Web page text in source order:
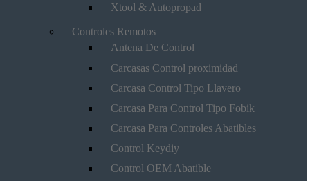
Xtool & Autopropad
Controles Remotos
Antena De Control
Carcasas Control proximidad
Carcasa Control Tipo Llavero
Carcasa Para Control Tipo Fobik
Carcasa Para Controles Abatibles
Control Keydiy
Control OEM Abatible